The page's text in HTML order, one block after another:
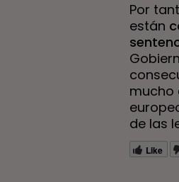
Por
están
mucho
de las
Like